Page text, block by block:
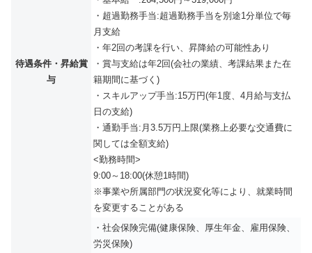
待遇条件・昇給賞
与
・超過勤務手当:超過勤務手当を別途1分単位で毎
月支給
・年2回の考課を行い、昇降給の可能性あり
・賞与支給は年2回(会社の業績、考課結果また在
籍期間に基づく)
・スキルアップ手当:15万円(年1度、4月給与支払
日の支給)
・通勤手当:月3.5万円上限(業務上必要な交通費に
関しては全額支給)
<勤務時間>
9:00～18:00(休憩1時間)
※事業や所属部門の状況変化等により、就業時間
を変更することがある
・社会保険完備(健康保険、厚生年金、雇用保険、
労災保険)